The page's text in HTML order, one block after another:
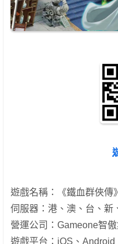
遊戲名稱：《鐵血群俠傳》
伺服器：港、澳、台、新
營運公司：Gameone智傲
遊戲平台：iOS、Android